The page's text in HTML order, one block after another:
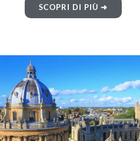
SCOPRI DI PIÙ ➜